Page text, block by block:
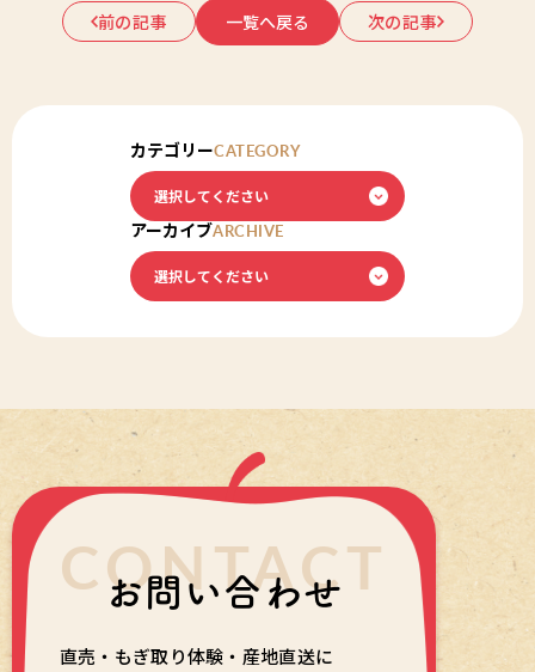
前の記事 一覧へ戻る 次の記事
カテゴリーCATEGORY
アーカイブARCHIVE
CONTACT
お問い合わせ
直売・もぎ取り体験・産地直送に